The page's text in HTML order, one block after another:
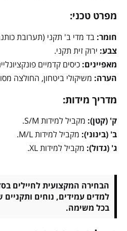
מפרט טכני:
חומר: בד מדי ב' תקני (תערובת
צבע: ירוק זית תקני.
מאפיינים: כיסים קדמיים
הערה: משיקולי ביטחון, החולצה
מדריך מידות:
ק' (קטן): מקביל למידות S/M.
ב' (בינוני): מקביל למידות M/L.
ג' (גדול): מקביל למידות XL.
הבחירה המקצועית לחיילים
למדים עמידים, נוחים
בכל משימה.